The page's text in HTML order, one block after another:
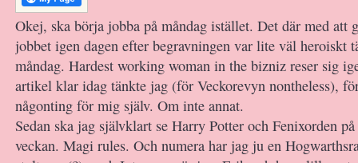
Okej, ska börja jobba på måndag istället. Det där med att
jobbet igen dagen efter begravningen var lite väl heroiskt
måndag. Hardest working woman in the bizniz reser sig
artikel klar idag tänkte jag (för Veckorevyn nontheless),
någonting för mig själv. Om inte annat.
Sedan ska jag självklart se Harry Potter och Fenixorden
veckan. Magi rules. Och numera har jag ju en